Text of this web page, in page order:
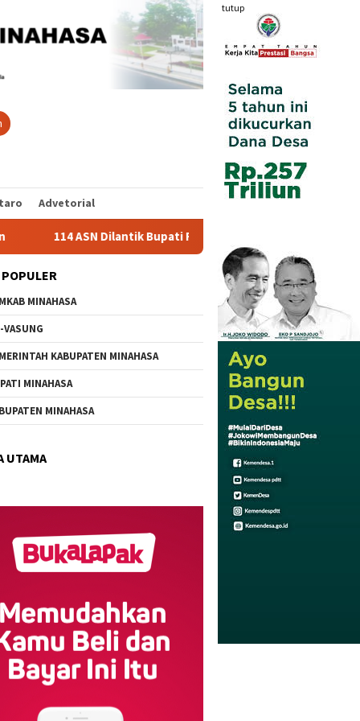
tutup
Advetorial
Robby Dondokambey, Ini Daftar Nama Lengkap
MINAHASA
VASUNG
KABUPATEN MINAHASA
MINAHASA
MINAHASA
UTAMA